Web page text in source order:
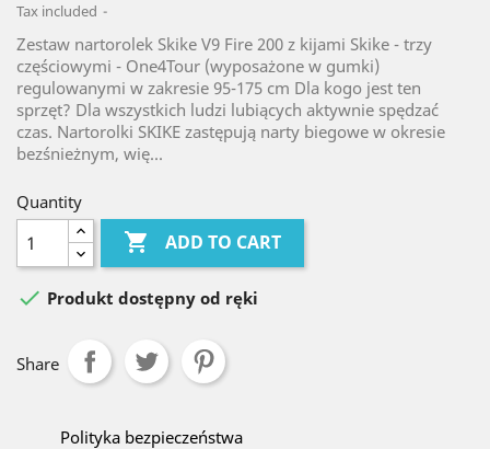
Tax included
Zestaw nartorolek Skike V9 Fire 200 z kijami Skike - trzy
częściowymi - One4Tour (wyposażone w gumki)
regulowanymi w zakresie 95-175 cm Dla kogo jest ten
sprzęt? Dla wszystkich ludzi lubiących aktywnie spędzać
czas. Nartorolki SKIKE zastępują narty biegowe w okresie
bezśnieżnym, wię...
Quantity
 ADD TO CART
 Produkt dostępny od ręki
Share
Polityka bezpieczeństwa